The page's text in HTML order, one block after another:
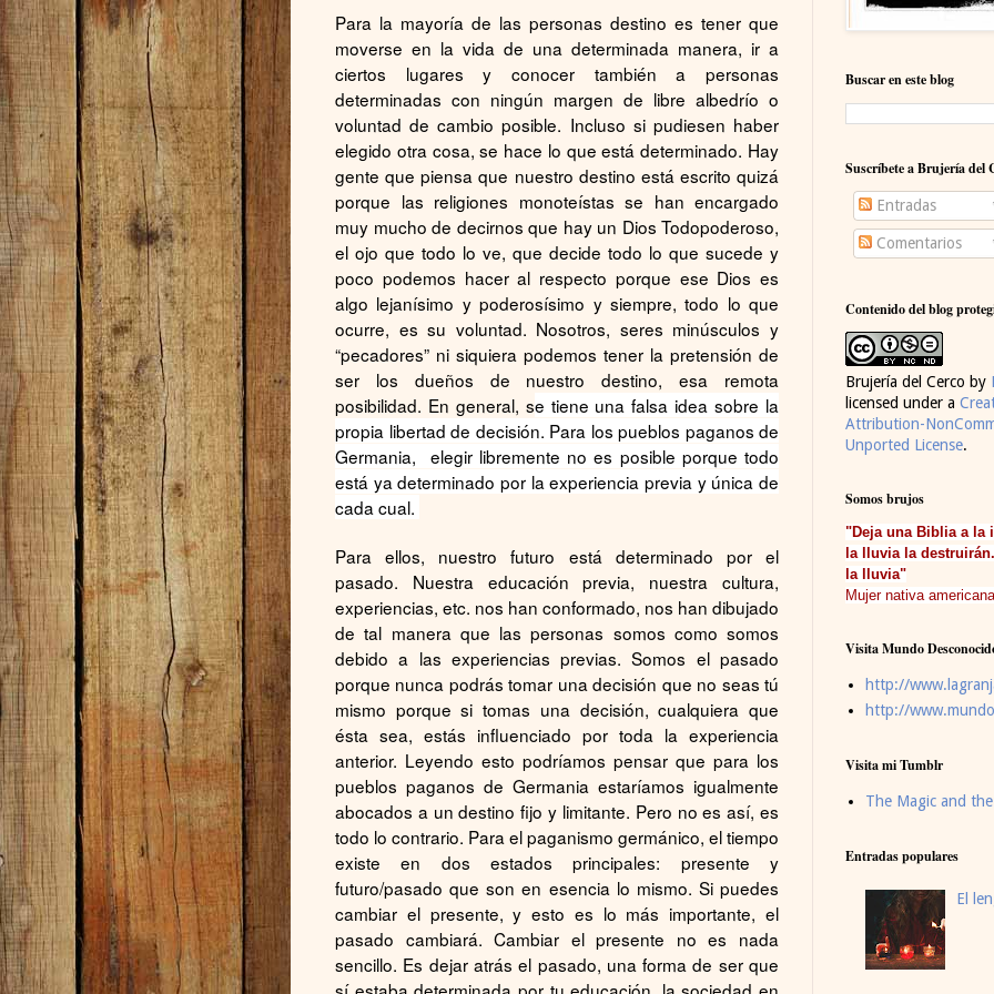
Para la mayoría de las personas destino es tener que
moverse en la vida de una determinada manera, ir a
ciertos lugares y conocer también a personas
determinadas con ningún margen de libre albedrío o
voluntad de cambio posible. Incluso si pudiesen haber
elegido otra cosa, se hace lo que está determinado. Hay
gente que piensa que nuestro destino está escrito quizá
porque las religiones monoteístas se han encargado
muy mucho de decirnos que hay un Dios Todopoderoso,
el ojo que todo lo ve, que decide todo lo que sucede y
poco podemos hacer al respecto porque ese Dios es
algo lejanísimo y poderosísimo y siempre, todo lo que
ocurre, es su voluntad. Nosotros, seres minúsculos y
“pecadores” ni siquiera podemos tener la pretensión de
ser los dueños de nuestro destino, esa remota
posibilidad. En general, se tiene una falsa idea sobre la
propia libertad de decisión. Para los pueblos paganos de
Germania, elegir libremente no es posible porque todo
está ya determinado por la experiencia previa y única de
cada cual.
Para ellos, nuestro futuro está determinado por el
pasado. Nuestra educación previa, nuestra cultura,
experiencias, etc. nos han conformado, nos han dibujado
de tal manera que las personas somos como somos
debido a las experiencias previas. Somos el pasado
porque nunca podrás tomar una decisión que no seas tú
mismo porque si tomas una decisión, cualquiera que
ésta sea, estás influenciado por toda la experiencia
anterior. Leyendo esto podríamos pensar que para los
pueblos paganos de Germania estaríamos igualmente
abocados a un destino fijo y limitante. Pero no es así, es
todo lo contrario. Para el paganismo germánico, el tiempo
existe en dos estados principales: presente y
futuro/pasado que son en esencia lo mismo. Si puedes
cambiar el presente, y esto es lo más importante, el
pasado cambiará. Cambiar el presente no es nada
sencillo. Es dejar atrás el pasado, una forma de ser que
Buscar en este blog
Suscríbete a Brujería del
Entradas
Comentarios
Contenido del blog
Brujería del Cerco by
licensed under a
Attribution-
Unported License.
Somos brujos
"Deja una Biblia a la
la lluvia la
la lluvia"
Mujer nativa americana
Visita Mundo
http://
http://
Visita mi Tumblr
The Magic and
Entradas populares
El